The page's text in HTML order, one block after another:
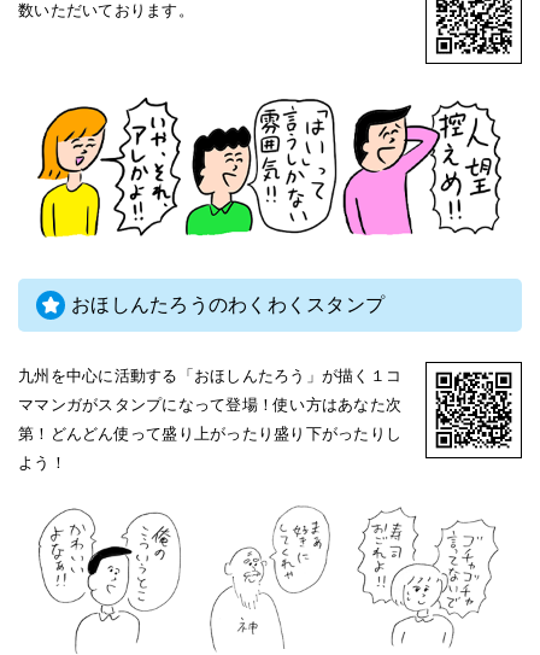
数いただいております。
おほしんたろうのわくわくスタンプ
九州を中心に活動する「おほしんたろう」が描く１コ
ママンガがスタンプになって登場！使い方はあなた次
第！どんどん使って盛り上がったり盛り下がったりし
よう！